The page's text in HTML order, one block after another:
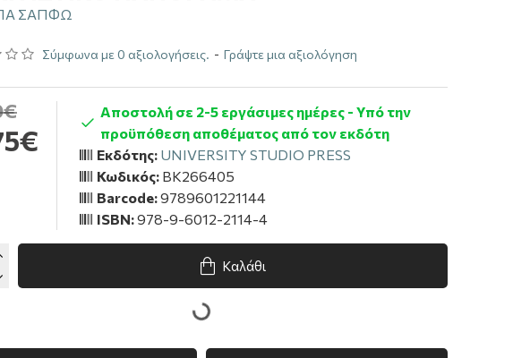
ΣΑΠΦΩ
Σύμφωνα με 0 αξιολογήσεις. - Γράψτε μια αξιολόγηση
Αποστολή σε 2-5 εργάσιμες ημέρες - Υπό την
προϋπόθεση αποθέματος από τον εκδότη
Εκδότης: UNIVERSITY STUDIO PRESS
Κωδικός: BK266405
Barcode:9789601221144
ISBN:978-9-6012-2114-4
Καλάθι